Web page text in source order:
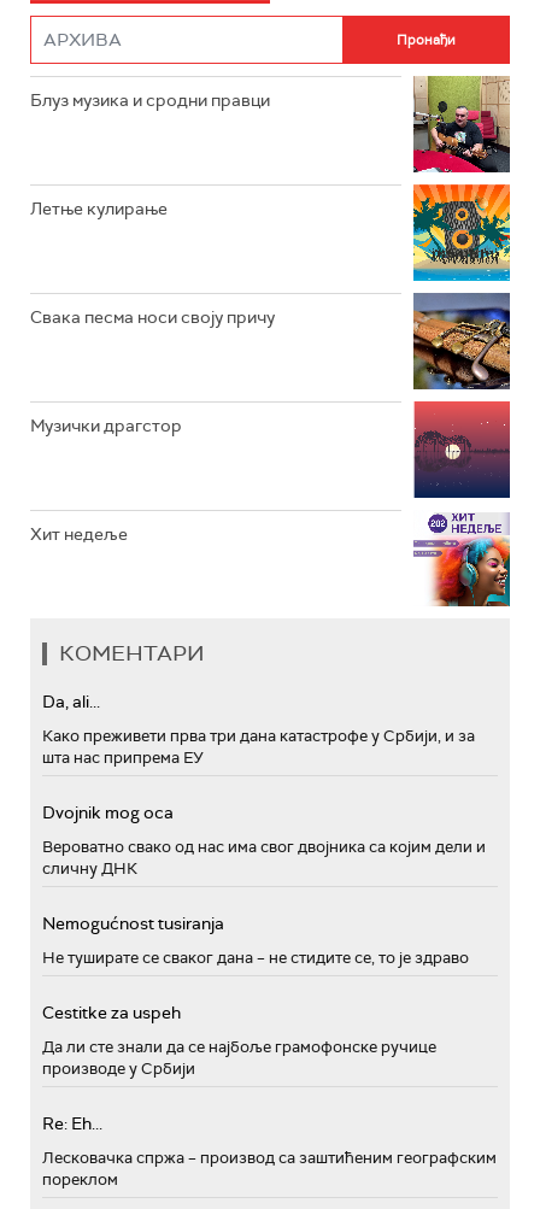
РАДИО РОКЕНРОЛЕР
РАДИО ЏЕЗЕР
Блуз музика и сродни правци
Летње кулирање
Свака песма носи своју причу
Музички драгстор
Хит недеље
КОМЕНТАРИ
Da, ali...
Како преживети прва три дана катастрофе у Србији, и за
шта нас припрема ЕУ
Dvojnik mog oca
Вероватно свако од нас има свог двојника са којим дели и
сличну ДНК
Nemogućnost tusiranja
Не туширате се сваког дана – не стидите се, то је здраво
Cestitke za uspeh
Да ли сте знали да се најбоље грамофонске ручице
производе у Србији
Re: Eh...
Лесковачка спржа – производ са заштићеним географским
пореклом